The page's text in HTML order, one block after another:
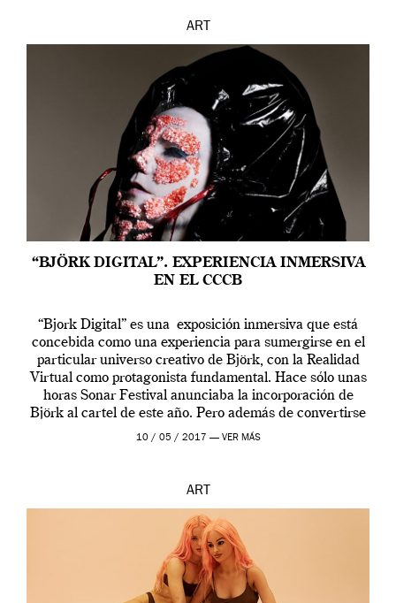
ART
“BJÖRK DIGITAL”. EXPERIENCIA INMERSIVA
EN EL CCCB
“Bjork Digital” es una exposición inmersiva que está
concebida como una experiencia para sumergirse en el
particular universo creativo de Björk, con la Realidad
Virtual como protagonista fundamental. Hace sólo unas
horas Sonar Festival anunciaba la incorporación de
Björk al cartel de este año. Pero además de convertirse
en una de las actuaciones más relevantes […]
10 / 05 / 2017 — VER MÁS
ART